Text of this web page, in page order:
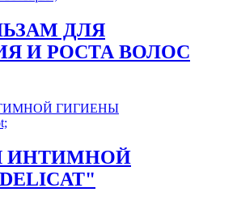
ДЛЯ
И РОСТА ВОЛОС
ИНТИМНОЙ